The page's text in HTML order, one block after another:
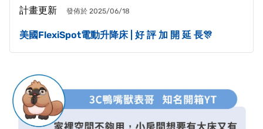
計畫更新 發佈於 2025/06/18
美國FlexiSpot電動升降床 | 好 評 加 開 延 長🎊